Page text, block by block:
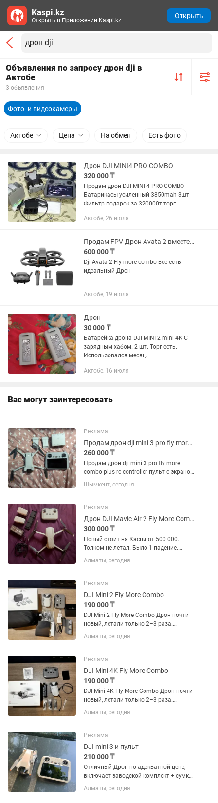
Объявления по запросу дрон dji в
Актобе
3 объявления
Фото- и видеокамеры
Актобе Цена На обмен Есть фото
Дрон DJI MINI4 PRO COMBO
320 000 ₸
Продам дрон DJI MINI 4 PRO COMBO
Батарикасы усиленный 3850mah 3шт
Фильтр подарок за 320000т торг
Актобе, 26 июля
Продам FPV Дрон Avata 2 вместе с пультом, все новое месяц пользовался
600 000 ₸
Dji Avata 2 Fly more combo все есть
идеальный Дрон
Актобе, 19 июля
Дрон
30 000 ₸
Батарейка дрона DJI MINI 2 mini 4K С
зарядным хабом. 2 шт. Торг есть.
Использовался месяц.
Актобе, 16 июля
Вас могут заинтересовать
Реклама
Продам дрон dji mini 3 pro fly more combo plus
260 000 ₸
Продам дрон dji mini 3 pro fly more
combo plus rc controller пульт с экраном
и две батареи с повышенной
мощностью все в отличном состоянии
и отвертка с сумкой все...
Шымкент, сегодня
Реклама
Дрон DJI Mavic Air 2 Fly More Combo
300 000 ₸
Новый стоит на Каспи от 500 000.
Толком не летал. Было 1 падение.
Заменена ножка. Все работает. Без
коробки
Алматы, сегодня
Реклама
DJI Mini 2 Fly More Combo
190 000 ₸
DJI Mini 2 Fly More Combo Дрон почти
новый, летали только 2–3 раза.
Полностью оригинальный DJI, без
ремонтов и скрытых дефектов. Все
оригинальный комплект в...
Алматы, сегодня
Реклама
DJI Mini 4K Fly More Combo
190 000 ₸
DJI Mini 4K Fly More Combo Дрон почти
новый, летали только 2–3 раза.
Полностью оригинальный DJI, без
ремонтов и скрытых дефектов. Все
оригинальный комплект в...
Алматы, сегодня
Реклама
DJI mini 3 и пульт
210 000 ₸
Отличный Дрон по адекватной цене,
включает заводской комплект + сумку
и флеш память (для фото и видео
записей). Всего около 5-10 полетов,
Алматы, сегодня
Kaspi.kz
Открыть в Приложении Kaspi.kz
Открыть